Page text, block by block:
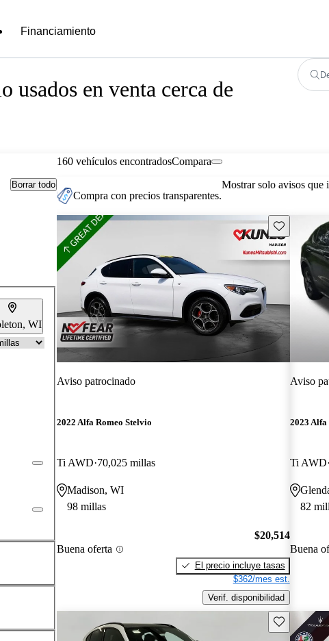
Financiamiento
usados en venta cerca de
Borrar todo
WI
160 vehículos encontradosCompara
Compra con precios transparentes.
Mostrar solo avisos que
Guarda este
Aviso patrocinado
2022 Alfa Romeo Stelvio
Ti AWD 70,025 millas
Madison, WI
98 millas
Buena oferta
$20,514
El precio incluye tasas
$362/mes est.
Verif. disponibilidad
Aviso
2023 Alfa
Ti AWD
82
Buena
Guarda este